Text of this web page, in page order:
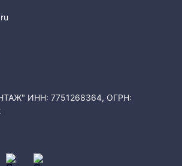
ИНН: 7751268364, ОГРН: